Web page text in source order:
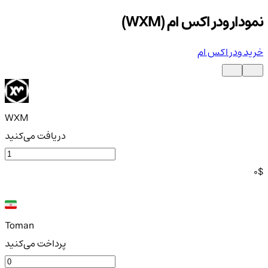
نمودار ودر اکس ام (WXM)
خرید ودر اکس ام
WXM
دریافت می‌کنید
0$
Toman
پرداخت می‌کنید